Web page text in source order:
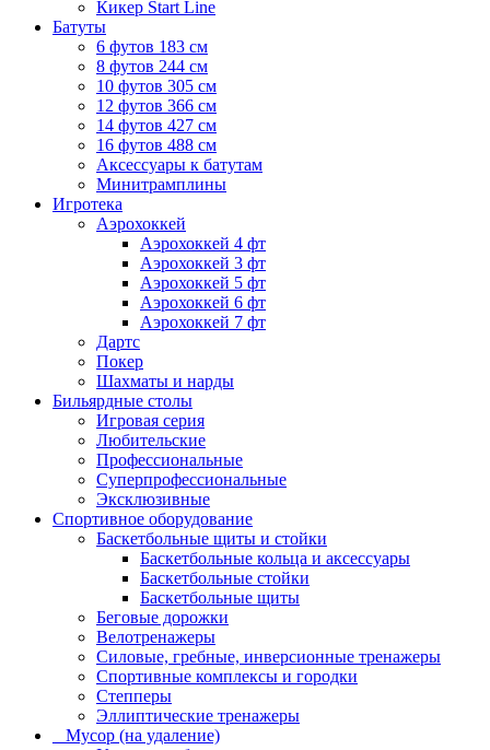
Кикер Start Line
Батуты
6 футов 183 см
8 футов 244 см
10 футов 305 см
12 футов 366 см
14 футов 427 см
16 футов 488 см
Аксессуары к батутам
Минитрамплины
Игротека
Аэрохоккей
Аэрохоккей 4 фт
Аэрохоккей 3 фт
Аэрохоккей 5 фт
Аэрохоккей 6 фт
Аэрохоккей 7 фт
Дартс
Покер
Шахматы и нарды
Бильярдные столы
Игровая серия
Любительские
Профессиональные
Суперпрофессиональные
Эксклюзивные
Спортивное оборудование
Баскетбольные щиты и стойки
Баскетбольные кольца и аксессуары
Баскетбольные стойки
Баскетбольные щиты
Беговые дорожки
Велотренажеры
Силовые, гребные, инверсионные тренажеры
Спортивные комплексы и городки
Степперы
Эллиптические тренажеры
_ Мусор (на удаление)